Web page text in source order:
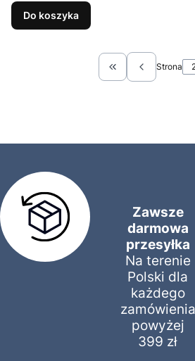
Do koszyka
Wróć do Strona
Zawsze
darmowa
przesyłka
Na terenie
Polski dla
każdego
zamówienia
powyżej
399 zł